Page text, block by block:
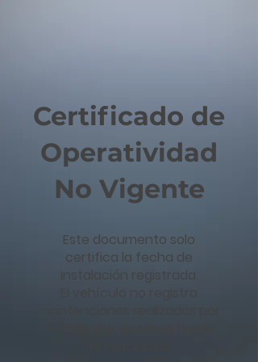
Certificado de
Operatividad
No Vigente
Este documento solo
certifica la fecha de
instalación registrada.
El vehículo no registra